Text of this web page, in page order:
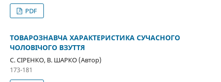
PDF
ТОВАРОЗНАВЧА ХАРАКТЕРИСТИКА СУЧАСНОГО
ЧОЛОВІЧОГО ВЗУТТЯ
С. СІРЕНКО, В. ШАРКО (Автор)
173-181